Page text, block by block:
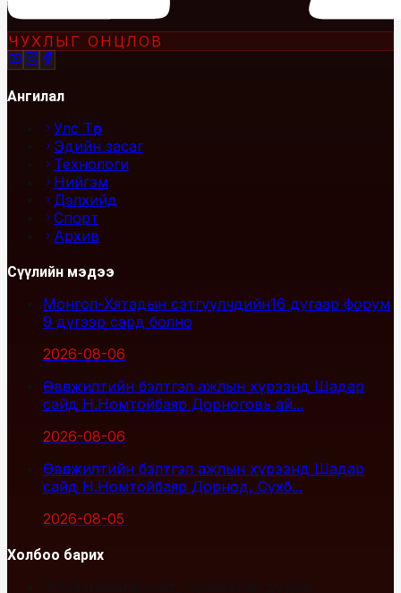
ЧУХЛЫГ ОНЦЛОВ
Ангилал
Улс Төр
Эдийн засаг
Технологи
Нийгэм
Дэлхийд
Спорт
Архив
Сүүлийн мэдээ
Монгол-Хятадын сэтгүүлчдийн16 дугаар форум
9 дүгээр сард болно
2026-08-06
Өвөлжилтийн бэлтгэл ажлын хүрээнд Шадар
сайд Н.Номтойбаяр Дорноговь ай...
2026-08-06
Өвөлжилтийн бэлтгэл ажлын хүрээнд Шадар
сайд Н.Номтойбаяр Дорнод, Сүхб...
2026-08-05
Холбоо барих